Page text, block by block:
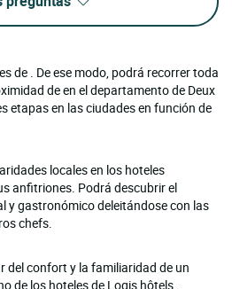
de . De ese modo, podrá recorrer toda
de en el departamento de Deux
etapas en las ciudades en función de
locales en los hoteles
anfitriones. Podrá descubrir el
y gastronómico deleitándose con las
chefs.
del confort y la familiaridad de un
de los hoteles de Logis hôtels .